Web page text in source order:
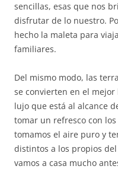
sencillas, esas que nos
disfrutar de lo nuestro.
hecho la maleta para
familiares.
Del mismo modo, las
se convierten en el
lujo que está al alcance
tomar un refresco con
tomamos el aire puro y
distintos a los propios
vamos a casa mucho